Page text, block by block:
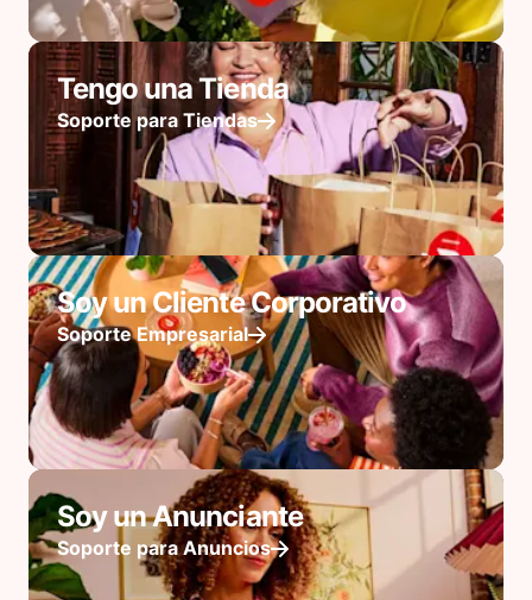
Tengo una Tienda
Soporte para Tiendas
Soy un Cliente Corporativo
Soporte Empresarial
Soy un Anunciante
Soporte para Anuncios